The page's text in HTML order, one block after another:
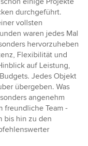
durchgeführt.
vollsten
waren jedes Mal
hervorzuheben
Flexibilität und
auf Leistung,
Jedes Objekt
übergeben. Was
angenehm
freundliche Team -
bis hin zu den